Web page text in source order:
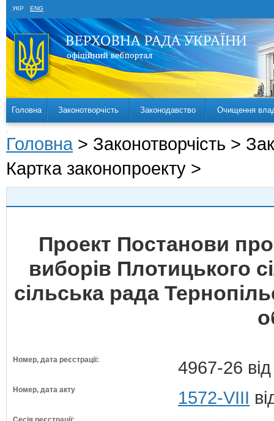
УКР ENG
Головна Законотворчість Законодавство Очищення
Головна > Законотворчість >
Картка законопроекту >
Проект Постанови
виборів Плотицького
сільська рада
Номер, дата реєстрації: 4967-26
Номер, дата акту 1572-VIII